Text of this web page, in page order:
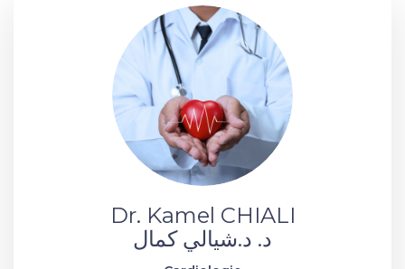
Dr. Kamel CHIALI
د. د.شيالي كمال